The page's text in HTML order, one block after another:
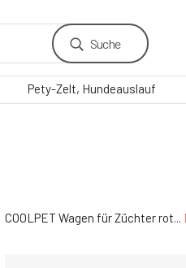
Suche
Pety-Zelt, Hundeauslauf
COOLPET Wagen für Züchter rot...